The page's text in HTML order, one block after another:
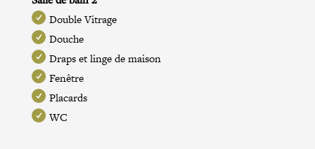
Double Vitrage
Douche
Draps et linge de maison
Fenêtre
Placards
WC